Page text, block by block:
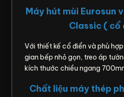
Máy hút mùi Eurosun
Classic ( cổ
Với thiết kế cổ điển và phù
gian bếp nhỏ gọn, treo áp
kích thước chiều ngang
Chất liệu máy thép